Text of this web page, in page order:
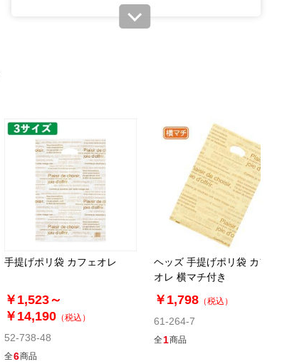
手提げポリ袋 カフェオレ
￥1,523～
￥14,190 （税込）
52-738-48
全6商品
ヘッズ 手提げポリ袋 カフェ
オレ 横マチ付き
￥1,798 （税込）
61-264-7
全1商品